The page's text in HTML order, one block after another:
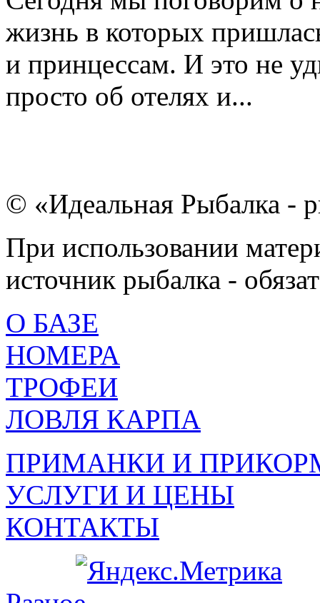
жизнь в которых
и принцессам. И это не
просто об отелях и...
© «Идеальная Рыбалка -
При использовании
источник рыбалка -
О БАЗЕ
НОМЕРА
ТРОФЕИ
ЛОВЛЯ КАРПА
ПРИМАНКИ И
УСЛУГИ И ЦЕНЫ
КОНТАКТЫ